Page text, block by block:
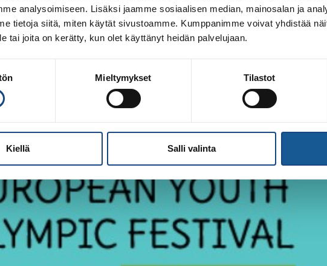
analysoimiseen. Lisäksi jaamme sosiaalisen median, mainosalan ja
tietoja siitä, miten käytät sivustoamme. Kumppanimme voivat yhdistää
tai joita on kerätty, kun olet käyttänyt heidän palvelujaan.
Mieltymykset Tilastot
Kiellä Salli valinta